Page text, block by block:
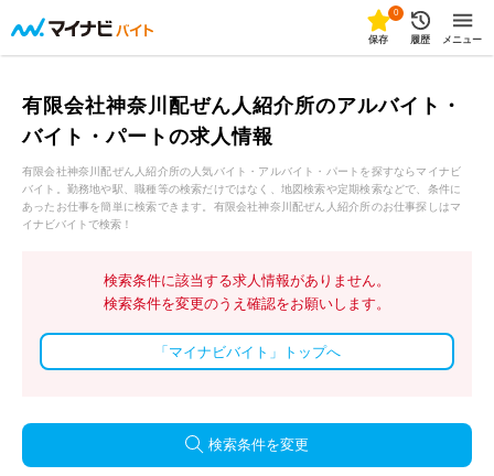
0
保存 履歴 メニュー
有限会社神奈川配ぜん人紹介所のアルバイト・
バイト・パートの求人情報
有限会社神奈川配ぜん人紹介所の人気バイト・アルバイト・パートを探すならマイナビ
バイト。勤務地や駅、職種等の検索だけではなく、地図検索や定期検索などで、条件に
あったお仕事を簡単に検索できます。有限会社神奈川配ぜん人紹介所のお仕事探しはマ
イナビバイトで検索！
検索条件に該当する求人情報がありません。
検索条件を変更のうえ確認をお願いします。
「マイナビバイト」トップへ
検索条件を変更